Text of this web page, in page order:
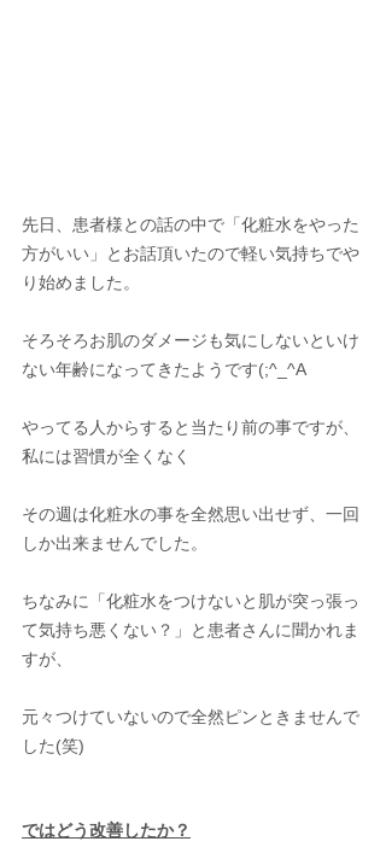
先日、患者様との話の中で「化粧水をやった
方がいい」とお話頂いたので軽い気持ちでや
り始めました。
そろそろお肌のダメージも気にしないといけ
ない年齢になってきたようです(;^_^A
やってる人からすると当たり前の事ですが、
私には習慣が全くなく
その週は化粧水の事を全然思い出せず、一回
しか出来ませんでした。
ちなみに「化粧水をつけないと肌が突っ張っ
て気持ち悪くない？」と患者さんに聞かれま
すが、
元々つけていないので全然ピンときませんで
した(笑)
ではどう改善したか？